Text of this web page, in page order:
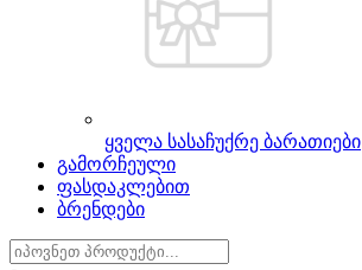
ყველა სასაჩუქრე ბარათიები
გამორჩეული
ფასდაკლებით
ბრენდები